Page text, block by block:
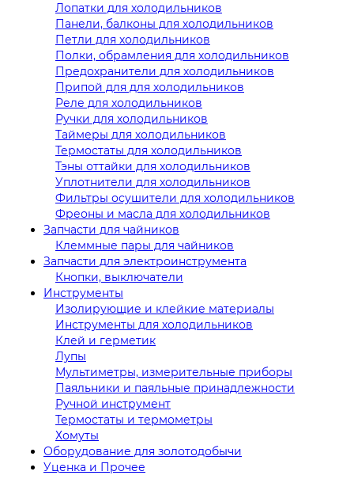
Лопатки для холодильников
Панели, балконы для холодильников
Петли для холодильников
Полки, обрамления для холодильников
Предохранители для холодильников
Припой для для холодильников
Реле для холодильников
Ручки для холодильников
Таймеры для холодильников
Термостаты для холодильников
Тэны оттайки для холодильников
Уплотнители для холодильников
Фильтры осушители для холодильников
Фреоны и масла для холодильников
Запчасти для чайников
Клеммные пары для чайников
Запчасти для электроинструмента
Кнопки, выключатели
Инструменты
Изолирующие и клейкие материалы
Инструменты для холодильников
Клей и герметик
Лупы
Мультиметры, измерительные приборы
Паяльники и паяльные принадлежности
Ручной инструмент
Термостаты и термометры
Хомуты
Оборудование для золотодобычи
Уценка и Прочее